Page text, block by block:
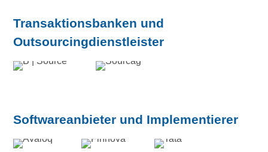
Transaktionsbanken und
Outsourcingdienstleister
Softwareanbieter und Implementierer